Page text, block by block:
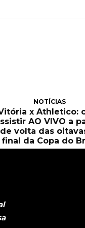
NOTÍCIAS
x Athletico:
AO VIVO a
de volta das
final da Copa do